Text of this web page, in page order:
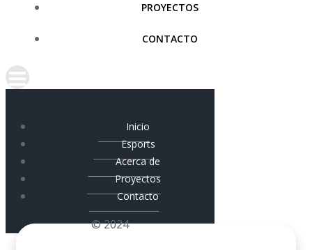
PROYECTOS
CONTACTO
Inicio
Esports
Acerca de
Proyectos
Contacto
© 2024